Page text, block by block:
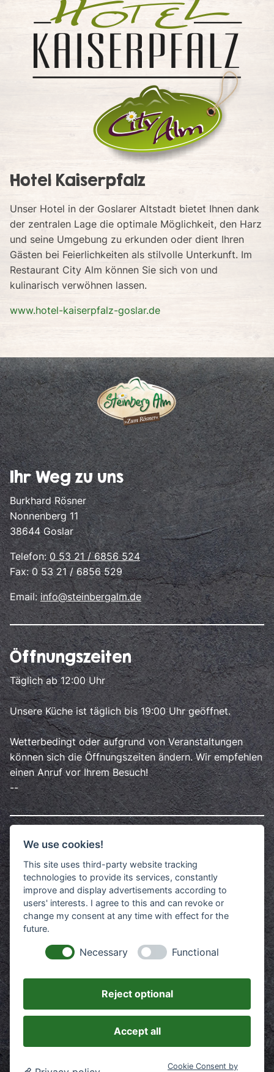
Hotel Kaiserpfalz
Unser Hotel in der Goslarer Altstadt bietet Ihnen dank
der zentralen Lage die optimale Möglichkeit, den Harz
und seine Umgebung zu erkunden oder dient Ihren
Gästen bei Feierlichkeiten als stilvolle Unterkunft. Im
Restaurant City Alm können Sie sich von und
kulinarisch verwöhnen lassen.
www.hotel-kaiserpfalz-goslar.de
Ihr Weg zu uns
Burkhard Rösner
Nonnenberg 11
38644 Goslar
Telefon:0 53 21 / 6856 524
Fax: 0 53 21 / 6856 529
Email:info@steinbergalm.de
Öffnungszeiten
Täglich ab 12:00 Uhr
Unsere Küche ist täglich bis 19:00 Uhr geöffnet.
Wetterbedingt oder aufgrund von Veranstaltungen
können sich die Öffnungszeiten ändern. Wir empfehlen
einen Anruf vor Ihrem Besuch!
--
Ampelsystem
Achten Sie immer auf unser Ampelsystem oder rufen
Sie uns an.
We use cookies!
This site uses third-party website tracking
technologies to provide its services, constantly
improve and display advertisements according to
users' interests. I agree to this and can revoke or
change my consent at any time with effect for the
future.
Necessary Functional
Reject optional
Accept all
Cookie Consent by